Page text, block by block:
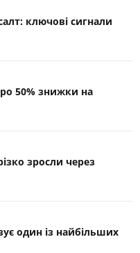
ключові cигнали
50% знижки на
зросли через
один із найбільших